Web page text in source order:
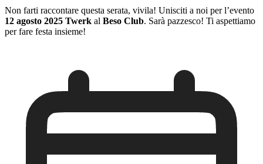
Non farti raccontare questa serata, vivilа! Unisciti a noi per l’evento
12 agosto 2025 Twerk al Beso Club. Sarà pazzesco! Ti aspettiamo
per fare festa insieme!